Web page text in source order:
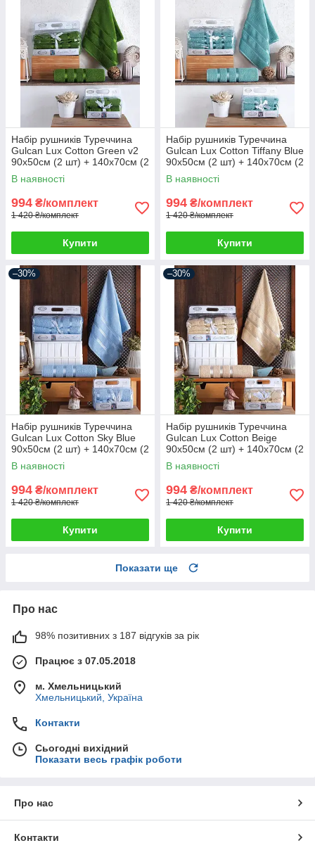
Набір рушників Туреччина
Gulcan Lux Cotton Green v2
90х50см (2 шт) + 140х70см (2
шт)
В наявності
994 ₴/комплект
1 420 ₴/комплект
Купити
Набір рушників Туреччина
Gulcan Lux Cotton Tiffany Blue
90х50см (2 шт) + 140х70см (2
шт)
В наявності
994 ₴/комплект
1 420 ₴/комплект
Купити
–30%
Набір рушників Туреччина
Gulcan Lux Cotton Sky Blue
90х50см (2 шт) + 140х70см (2
шт)
В наявності
994 ₴/комплект
1 420 ₴/комплект
Купити
–30%
Набір рушників Туреччина
Gulcan Lux Cotton Beige
90х50см (2 шт) + 140х70см (2
шт)
В наявності
994 ₴/комплект
1 420 ₴/комплект
Купити
Показати ще
Про нас
98% позитивних з 187 відгуків за рік
Працює з 07.05.2018
м. Хмельницький
Хмельницький, Україна
Контакти
Сьогодні вихідний
Показати весь графік роботи
Про нас
Контакти